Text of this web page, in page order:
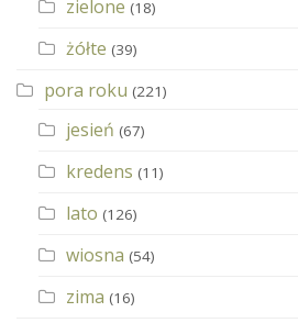
zielone (18)
żółte (39)
pora roku (221)
jesień (67)
kredens (11)
lato (126)
wiosna (54)
zima (16)